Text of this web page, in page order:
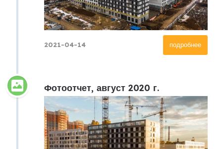
подробнее
2021-04-14
Фотоотчет, август 2020 г.